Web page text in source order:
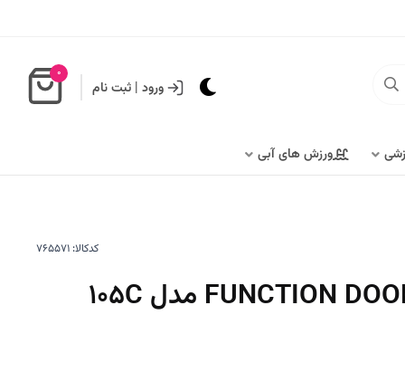
ورود | ثبت نام
0
ورزش های آبی
کدکالا: